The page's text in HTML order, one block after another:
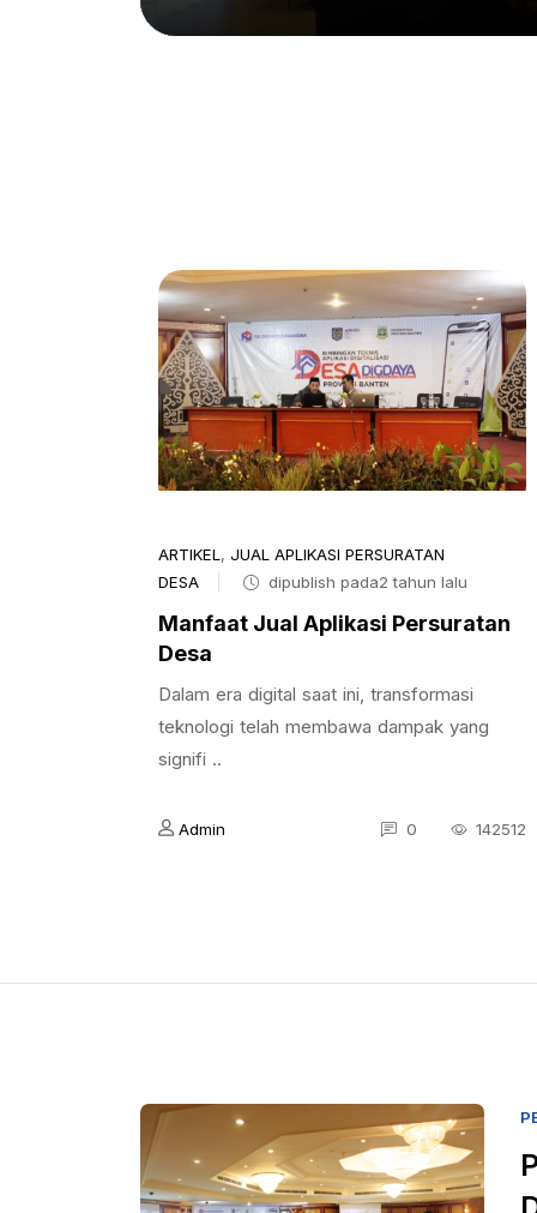
ARTIKEL , JUAL APLIKASI PERSURATAN
DESA
dipublish pada2 tahun lalu
Manfaat Jual Aplikasi Persuratan
Desa
Dalam era digital saat ini, transformasi
teknologi telah membawa dampak yang
signifi ..
Admin 0 142512